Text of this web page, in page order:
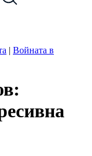
| Войната в